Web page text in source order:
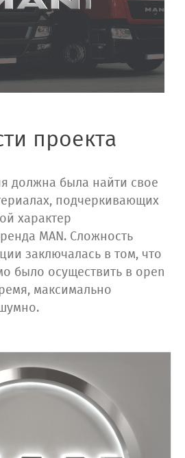
проекта
должна была найти свое
подчеркивающих
характер
MAN. Сложность
заключалась в том, что
было осуществить в оpen
максимально